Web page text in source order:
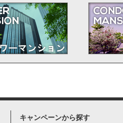
キャンペーンから探す